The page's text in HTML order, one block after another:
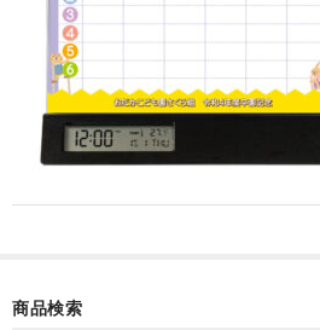
メロディ時計(集合)
音声時計(集合)
目覚まし時計(個別)
お絵かきギャラリープラス(絵＋個別)
制服メモリー
商品検索